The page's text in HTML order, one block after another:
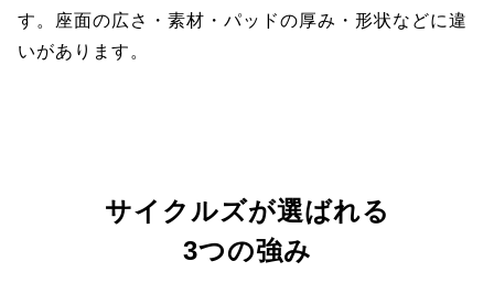
す。座面の広さ・素材・パッドの厚み・形状などに違
いがあります。
サイクルズが選ばれる
3つの強み